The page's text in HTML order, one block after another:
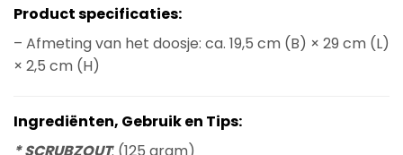
Product specificaties:
– Afmeting van het doosje: ca. 19,5 cm (B) × 29 cm (L)
× 2,5 cm (H)
Ingrediënten, Gebruik en Tips:
* SCRUBZOUT: (125 gram)